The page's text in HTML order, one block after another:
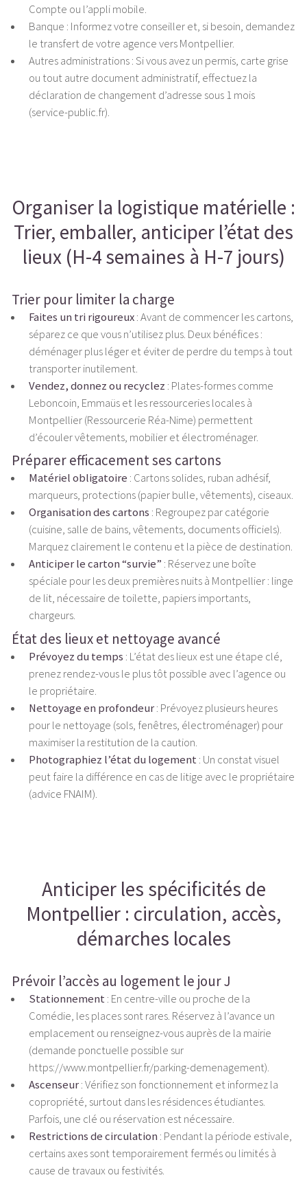
Compte ou l’appli mobile.
Banque : Informez votre conseiller et, si besoin, demandez
le transfert de votre agence vers Montpellier.
Autres administrations : Si vous avez un permis, carte grise
ou tout autre document administratif, effectuez la
déclaration de changement d’adresse sous 1 mois
(service-public.fr).
Organiser la logistique matérielle :
Trier, emballer, anticiper l’état des
lieux (H-4 semaines à H-7 jours)
Trier pour limiter la charge
Faites un tri rigoureux: Avant de commencer les cartons,
séparez ce que vous n’utilisez plus. Deux bénéfices :
déménager plus léger et éviter de perdre du temps à tout
transporter inutilement.
Vendez, donnez ou recyclez : Plates-formes comme
Leboncoin, Emmaüs et les ressourceries locales à
Montpellier (Ressourcerie Réa-Nime) permettent
d’écouler vêtements, mobilier et électroménager.
Préparer efficacement ses cartons
Matériel obligatoire : Cartons solides, ruban adhésif,
marqueurs, protections (papier bulle, vêtements), ciseaux.
Organisation des cartons : Regroupez par catégorie
(cuisine, salle de bains, vêtements, documents officiels).
Marquez clairement le contenu et la pièce de destination.
Anticiper le carton “survie” : Réservez une boîte
spéciale pour les deux premières nuits à Montpellier : linge
de lit, nécessaire de toilette, papiers importants,
chargeurs.
État des lieux et nettoyage avancé
Prévoyez du temps : L’état des lieux est une étape clé,
prenez rendez-vous le plus tôt possible avec l’agence ou
le propriétaire.
Nettoyage en profondeur: Prévoyez plusieurs heures
pour le nettoyage (sols, fenêtres, électroménager) pour
maximiser la restitution de la caution.
Photographiez l’état du logement : Un constat visuel
peut faire la différence en cas de litige avec le propriétaire
(advice FNAIM).
Anticiper les spécificités de
Montpellier : circulation, accès,
démarches locales
Prévoir l’accès au logement le jour J
Stationnement : En centre-ville ou proche de la
Comédie, les places sont rares. Réservez à l’avance un
emplacement ou renseignez-vous auprès de la mairie
(demande ponctuelle possible sur
https://www.montpellier.fr/parking-demenagement).
Ascenseur: Vérifiez son fonctionnement et informez la
copropriété, surtout dans les résidences étudiantes.
Parfois, une clé ou réservation est nécessaire.
Restrictions de circulation : Pendant la période estivale,
certains axes sont temporairement fermés ou limités à
cause de travaux ou festivités.